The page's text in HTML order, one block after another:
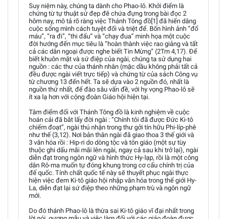
Suy niệm này, chúng ta dành cho Phao-lô. Khởi điểm là
chứng từ tự thuật sử đẹp đẽ chứa đựng trong bài đọc 2
hôm nay, mô tả rõ ràng việc Thánh Tông đồ[1] đã hiến dâng
cuộc sống mình cách tuyệt đối và triệt để. Bốn hình ảnh “đổ
máu”, “ra đi”, “thi đấu” và “chạy đua” minh họa một cuộc
đời hướng đến mục tiêu là “hoàn thành việc rao giảng và tất
cả các dân ngoại được nghe biết Tin Mừng” (2Tm 4,17). Để
biết khuôn mặt và sứ điệp của ngài, chúng ta sử dụng hai
nguồn : các thư của thánh nhân (mặc dầu không phải tất cả
đều được ngài viết trực tiếp) và chứng từ của sách Công vụ
từ chương 13 đến hết. Ta sẽ dựa vào 2 nguồn đó, nhất là
nguồn thứ nhất, để đào sâu vấn đề, với hy vọng Phao-lô sẽ
ít xa lạ hơn với cộng đoàn Giáo hội hiện tại.
Tâm điểm đối với Thánh Tông đồ là kinh nghiệm về cuộc
hoán cải đã bắt lấy đời ngài : “Chính tôi đã được Đức Ki-tô
chiếm đoạt”, ngài thú nhận trong thư gởi tín hữu Phi-líp-phê
như thế (3,12). Nơi bản thân ngài đã giao thoa 3 thế giới và
3 văn hóa rồi : Hip-ri do dòng tộc và tôn giáo (một sự tùy
thuộc ghi dấu mãi mãi lên ngài, ngay cả sau khi trở lại), ngài
diễn đạt trong ngôn ngữ và hình thức Hy-lạp, rồi là một công
dân Rô-ma muốn tự đóng khung trong cơ cấu chính trị của
đế quốc. Tính chất quốc tế này sẽ thuyết phục ngài thực
hiện việc đem Ki-tô giáo hội nhập văn hóa trong thế giới Hy-
La, diễn đạt lại sứ điệp theo những phạm trù và ngôn ngữ
mới.
Do đó thánh Phao-lô là thừa sai Ki-tô giáo vĩ đại nhất trong